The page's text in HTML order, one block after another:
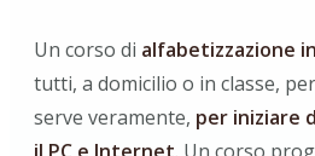
Un corso di alfabetizzazione
tutti, a domicilio o in classe,
serve veramente, per iniziare